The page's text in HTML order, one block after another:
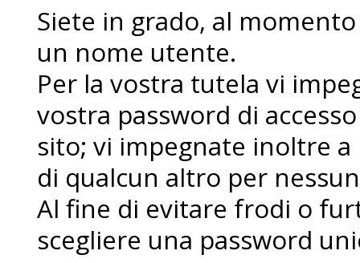
Siete in grado, al
un nome utente.
Per la vostra tutela vi
vostra password di
sito; vi impegnate inoltre
di qualcun altro per
Al fine di evitare frodi o
scegliere una password